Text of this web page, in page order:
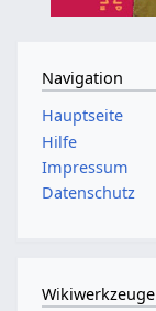
Navigation
Hauptseite
Hilfe
Impressum
Datenschutz
Wikiwerkzeuge